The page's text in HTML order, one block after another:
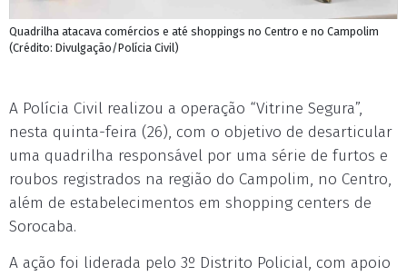
Quadrilha atacava comércios e até shoppings no Centro e no Campolim
(Crédito: Divulgação/Polícia Civil)
A Polícia Civil realizou a operação “Vitrine Segura”,
nesta quinta-feira (26), com o objetivo de desarticular
uma quadrilha responsável por uma série de furtos e
roubos registrados na região do Campolim, no Centro,
além de estabelecimentos em shopping centers de
Sorocaba.
A ação foi liderada pelo 3º Distrito Policial, com apoio